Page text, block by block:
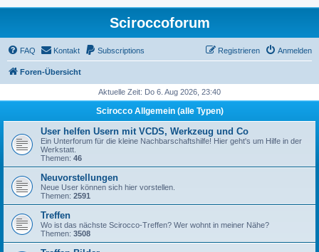
Sciroccoforum
FAQ Kontakt Subscriptions Anmelden
Registrieren
Foren-Übersicht
Aktuelle Zeit: Do 6. Aug 2026, 23:40
Scirocco Allgemein (alle Typen)
User helfen Usern mit VCDS, Werkzeug und Co
Ein Unterforum für die kleine Nachbarschaftshilfe! Hier geht's um Hilfe in der
Werkstatt.
Themen: 46
Neuvorstellungen
Neue User können sich hier vorstellen.
Themen: 2591
Treffen
Wo ist das nächste Scirocco-Treffen? Wer wohnt in meiner Nähe?
Themen: 3508